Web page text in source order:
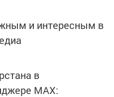
и интересным в
в
MАХ: